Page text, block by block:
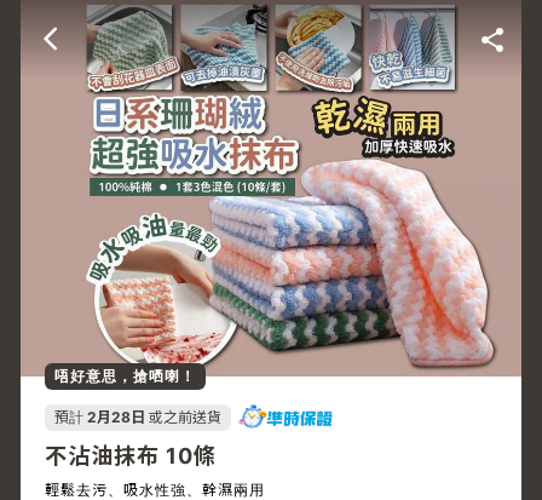
唔好意思，搶哂喇！
預計 2月28日 或之前送貨
不沾油抹布 10條
輕鬆去污、吸水性強、幹濕兩用